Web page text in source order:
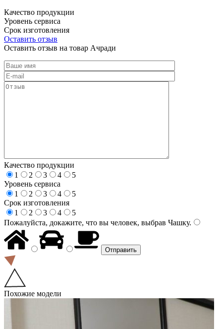
Качество продукции
Уровень сервиса
Срок изготовления
Оставить отзыв
Оставить отзыв на товар Ачради
Качество продукции
1
2 3 4
5
Уровень сервиса
1
2 3 4
5
Срок изготовления
1
2 3 4
5
Пожалуйста, докажите, что вы человек, выбрав Чашку.
Похожие модели